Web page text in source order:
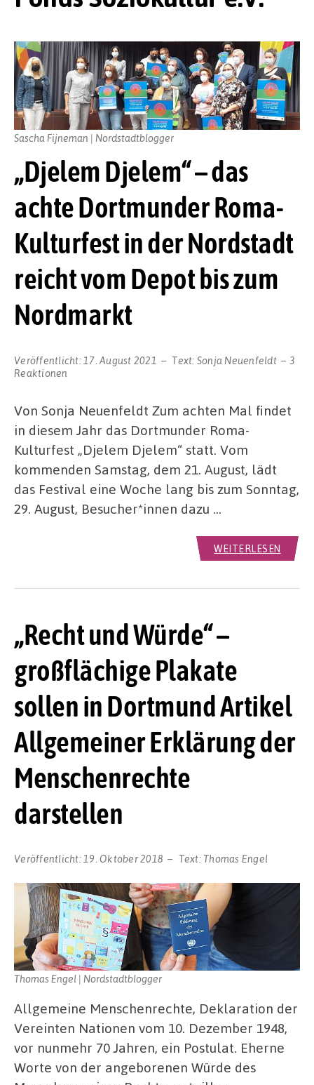
„Djelem Djelem“ – das
achte Dortmunder Roma-
Kulturfest in der Nordstadt
reicht vom Depot bis zum
Nordmarkt
Veröffentlicht: 17. August 2021 Text: Sonja Neuenfeldt
3
Reaktionen
Sascha Fijneman | Nordstadtblogger
Von Sonja Neuenfeldt Zum achten Mal findet
in diesem Jahr das Dortmunder Roma-
Kulturfest „Djelem Djelem“ statt. Vom
kommenden Samstag, dem 21. August, lädt
das Festival eine Woche lang bis zum Sonntag,
29. August, Besucher*innen dazu …
WEITERLESEN
„Recht und Würde“ –
großflächige Plakate
sollen in Dortmund Artikel
Allgemeiner Erklärung der
Menschenrechte
darstellen
Veröffentlicht: 19. Oktober 2018 Text:Thomas Engel
Thomas Engel | Nordstadtblogger
Allgemeine Menschenrechte, Deklaration der
Vereinten Nationen vom 10. Dezember 1948,
vor nunmehr 70 Jahren, ein Postulat. Eherne
Worte von der angeborenen Würde des